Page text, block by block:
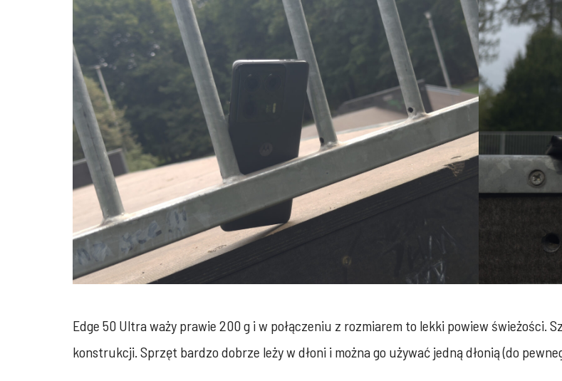
Edge 50 Ultra waży prawie 200 g i w połączeniu z rozmiarem to lekki powiew świeżości.
konstrukcji. Sprzęt bardzo dobrze leży w dłoni i można go używać jedną dłonią (do